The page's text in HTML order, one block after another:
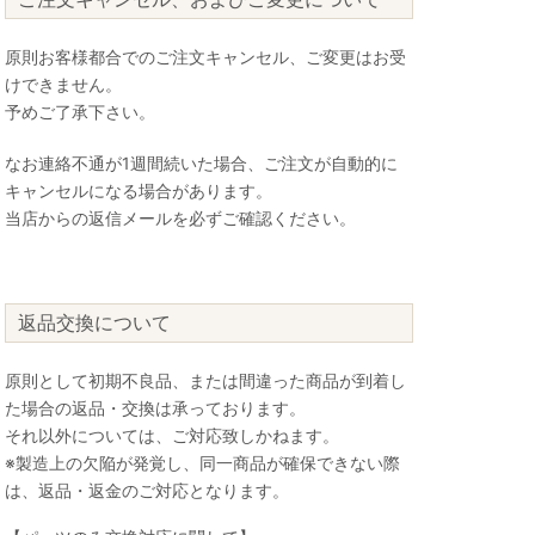
原則お客様都合でのご注文キャンセル、ご変更はお受
けできません。
予めご了承下さい。
なお連絡不通が1週間続いた場合、ご注文が自動的に
キャンセルになる場合があります。
当店からの返信メールを必ずご確認ください。
返品交換について
原則として初期不良品、または間違った商品が到着し
た場合の返品・交換は承っております。
それ以外については、ご対応致しかねます。
※製造上の欠陥が発覚し、同一商品が確保できない際
は、返品・返金のご対応となります。